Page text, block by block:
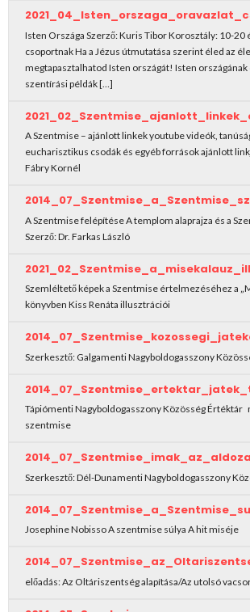
Isten Országa Szerző: Kuris Tibor Korosztály: 10-20
csoportnak Ha a Jézus útmutatása szerint éled az
megtapasztalhatod Isten országát! Isten
szentírási példák […]
A Szentmise – ajánlott linkek youtube videók,
eucharisztikus csodák és egyéb források ajánlott
Fábry Kornél
A Szentmise felépítése A templom alaprajza és a
Szerző: Dr. Farkas László
Szemléltető képek a Szentmise értelmezéséhez a
könyvben Kiss Renáta illusztrációi
Szerkesztő: Galgamenti Nagyboldogasszony
Tápiómenti Nagyboldogasszony Közösség Értéktár
szentmise
Szerkesztő: Dél-Dunamenti Nagyboldogasszony
Josephine Nobisso A szentmise súlya A hit miséje
előadás: Az Oltáriszentség alapítása/Az utolsó